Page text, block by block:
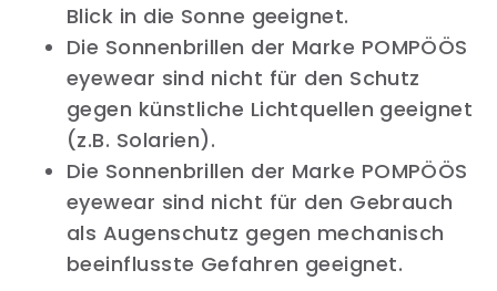
Blick in die Sonne geeignet.
Die Sonnenbrillen der Marke POMPÖÖS
eyewear sind nicht für den Schutz
gegen künstliche Lichtquellen geeignet
(z.B. Solarien).
Die Sonnenbrillen der Marke POMPÖÖS
eyewear sind nicht für den Gebrauch
als Augenschutz gegen mechanisch
beeinflusste Gefahren geeignet.